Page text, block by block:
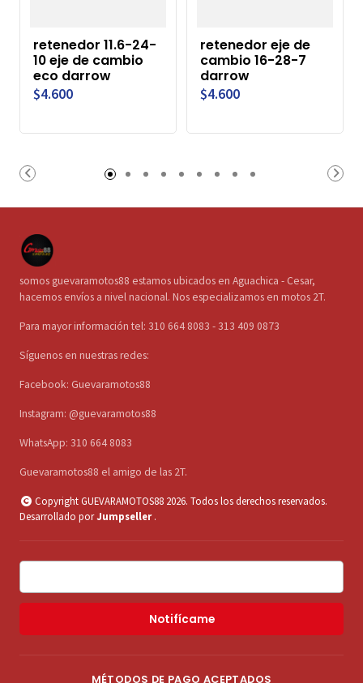
retenedor 11.6-24-
10 eje de cambio
eco darrow
$4.600
retenedor eje de
cambio 16-28-7
darrow
$4.600
somos guevaramotos88 estamos ubicados en Aguachica - Cesar,
hacemos envíos a nivel nacional. Nos especializamos en motos 2T.
Para mayor información tel: 310 664 8083 - 313 409 0873
Síguenos en nuestras redes:
Facebook: Guevaramotos88
Instagram: @guevaramotos88
WhatsApp: 310 664 8083
Guevaramotos88 el amigo de las 2T.
Copyright GUEVARAMOTOS88 2026. Todos los derechos reservados.
Desarrollado porJumpseller .
Notifícame
MÉTODOS DE PAGO ACEPTADOS